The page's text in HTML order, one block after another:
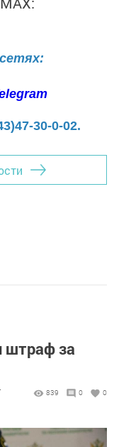
30-0-02.
штраф за
839 0 0